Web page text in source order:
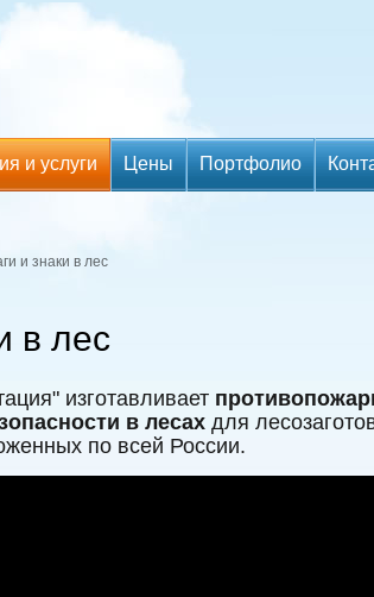
и услуги Цены Портфолио
и знаки в лес
в лес
изготавливает
в лесах для
по всей России.